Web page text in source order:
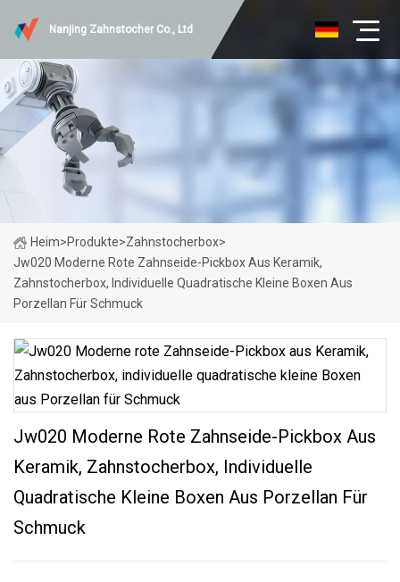
Nanjing Zahnstocher Co., Ltd
Heim>Produkte>Zahnstocherbox>
Jw020 Moderne Rote Zahnseide-Pickbox Aus Keramik,
Zahnstocherbox, Individuelle Quadratische Kleine Boxen Aus
Porzellan Für Schmuck
Jw020 Moderne Rote Zahnseide-Pickbox Aus
Keramik, Zahnstocherbox, Individuelle
Quadratische Kleine Boxen Aus Porzellan Für
Schmuck